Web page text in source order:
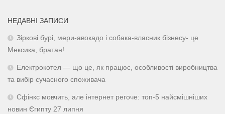
НЕДАВНІ ЗАПИСИ
Зіркові бурі, мери-авокадо і собака-власник бізнесу- це
Мексика, братан!
Електрокотел — що це, як працює, особливості виробництва
та вибір сучасного споживача
Сфінкс мовчить, але інтернет регоче: топ-5 найсмішніших
новин Єгипту 27 липня